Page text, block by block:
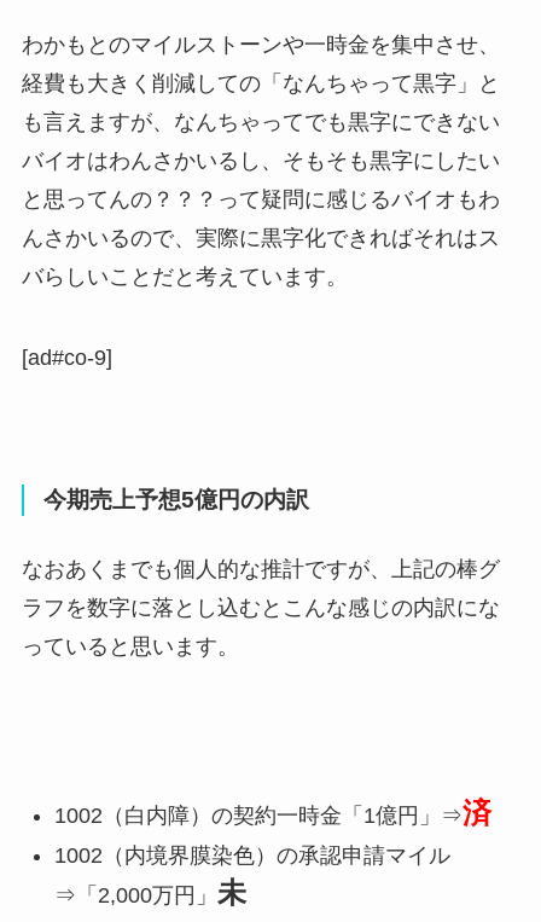
わかもとのマイルストーンや一時金を集中させ、
経費も大きく削減しての「なんちゃって黒字」と
も言えますが、なんちゃってでも黒字にできない
バイオはわんさかいるし、そもそも黒字にしたい
と思ってんの？？？って疑問に感じるバイオもわ
んさかいるので、実際に黒字化できればそれはス
バらしいことだと考えています。
[ad#co-9]
今期売上予想5億円の内訳
なおあくまでも個人的な推計ですが、上記の棒グ
ラフを数字に落とし込むとこんな感じの内訳にな
っていると思います。
1002（白内障）の契約一時金「1億円」⇒済
1002（内境界膜染色）の承認申請マイル
⇒「2,000万円」 未